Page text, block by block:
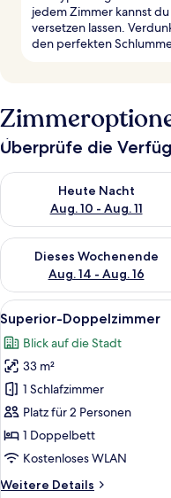
jedem Zimmer kannst
versetzen lassen.
den perfekten
Überprüfe die
Heute Nacht
Aug. 10 - Aug. 11
Überprüfe die
Dieses Wochenende
Aug. 14 - Aug. 16
Überprüfe die
Alle
Fotos
für
Superior-
Doppelzimmer
anzeigen
15
Superior-Doppelzimmer
Blick auf die Stadt
33 m²
1 Schlafzimmer
Platz für 2 Personen
1 Doppelbett
Kostenloses WLAN
Weitere Details
Weitere